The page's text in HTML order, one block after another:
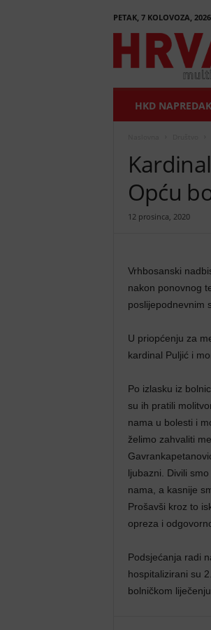
PETAK, 7 KOLOVOZA, 2026
H
k
HKD NAPREDAK
Opću
12 prosinca, 2020
Vrhbosanski
nakon ponovnog
poslijepodnevnim
U priopćenju za
kardinal Puljić i
Po izlasku iz
su ih pratili
nama u bolesti i
želimo zahvaliti
ljubazni. Divili
nama, a kasnije
Prošavši kroz to
opreza i
Podsjećanja radi
hospitalizirani su
bolničkom